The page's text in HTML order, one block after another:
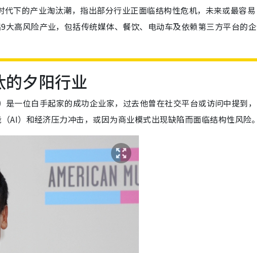
下的产业淘汰潮，指出部分行业正面临结构性危机，未来或最容易
高风险产业，包括传统媒体、餐饮、电动车及依赖第三方平台的企
夕阳行业
一位白手起家的成功企业家，过去他曾在社交平台或访问中提到，
AI）和经济压力冲击，或因为商业模式出现缺陷而面临结构性风险。